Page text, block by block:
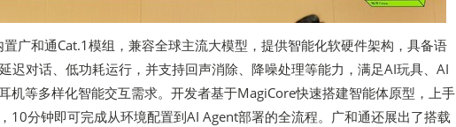
广和通Cat.1模组，兼容全球主流大模型，提供智能化软硬件架构，具备语
迟对话、低功耗运行，并支持回声消除、降噪处理等能力，满足AI玩具、AI
机等多样化智能交互需求。开发者基于MagiCore快速搭建智能体原型，上手
10分钟即可完成从环境配置到AI Agent部署的全流程。广和通还展出了搭载